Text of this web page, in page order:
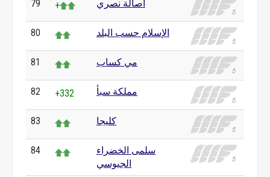
79 + أصالة نصري
80 الإسلام حسب البلد
81 مي كساب
82 +332 مملكة سبأ
83 كليجا
84
سلمى الخضراء
الجيوسي